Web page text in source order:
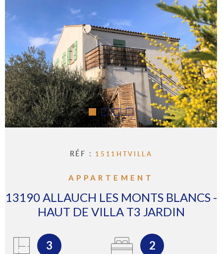
LOUER
GÉRER
RÉF : 1511HTVILLA
APPARTEMENT
13190 ALLAUCH LES MONTS BLANCS -
HAUT DE VILLA T3 JARDIN
3 2
Budget
BUDGET
Surface
SURFACE
Pièces
PIÈCES
RÉFÉRENCE
CRITÈRES SUPPLÉMENTAIRES
Terrasse
PLUS DE CRITÈRES
RECHERCHER